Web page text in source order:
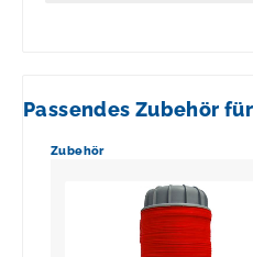
Passendes Zubehör
Produktgalerie überspringen
Zubehör